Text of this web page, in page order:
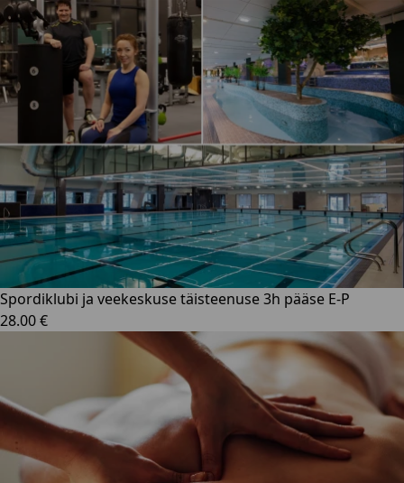
Spordiklubi ja veekeskuse täisteenuse 3h pääse E-P
28.00 €